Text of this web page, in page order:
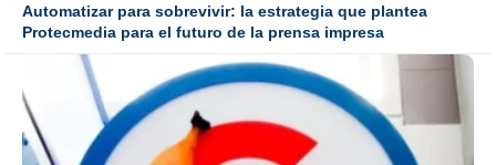
Automatizar para sobrevivir: la estrategia que plantea
Protecmedia para el futuro de la prensa impresa